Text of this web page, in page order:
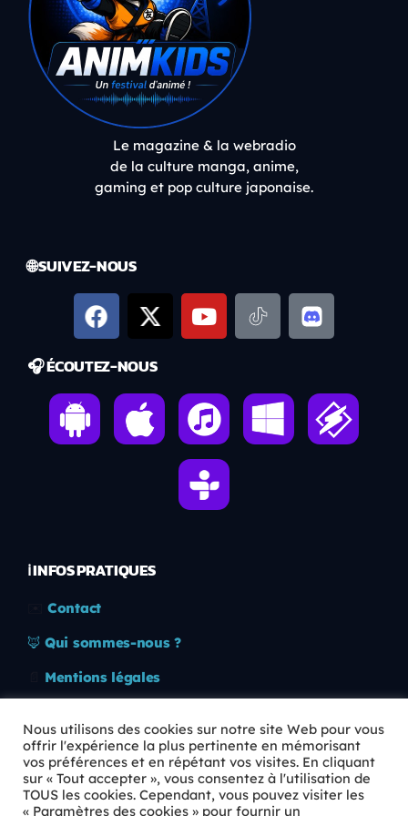
Le magazine & la webradio
de la culture manga, anime,
gaming et pop culture japonaise.
🌐 SUIVEZ-NOUS
🎧 ÉCOUTEZ-NOUS
ℹ️ INFOS PRATIQUES
Contact
🦊 Qui sommes-nous ?
Mentions légales
🛡️ RGPD
Copyright © 2026 Animkids. Tous droits réservés.
Nous utilisons des cookies sur notre site Web pour vous
offrir l'expérience la plus pertinente en mémorisant
vos préférences et en répétant vos visites. En cliquant
sur « Tout accepter », vous consentez à l'utilisation de
TOUS les cookies. Cependant, vous pouvez visiter les
« Paramètres des cookies » pour fournir un